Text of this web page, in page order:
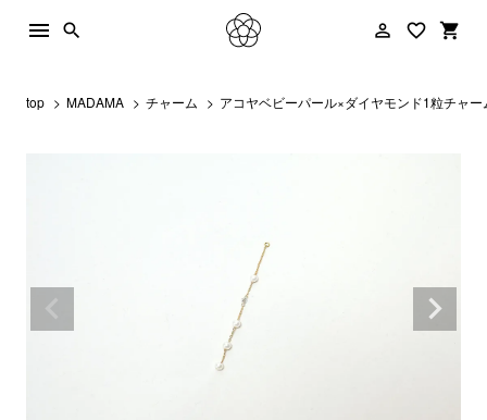
menu person_outline favorite_border shopping_cart
search
top MADAMA チャーム アコヤベビーパール×ダイヤモンド1粒チャー